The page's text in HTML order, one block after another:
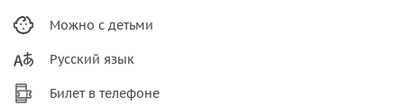
Можно с детьми
Русский язык
Билет в телефоне